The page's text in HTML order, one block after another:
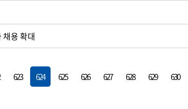
채용 확대
623 624 625 626 627 628 629 630